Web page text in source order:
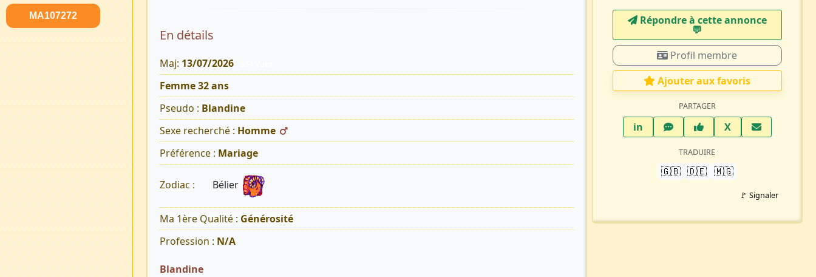
MA107272
En détails
Maj: 13/07/2026
Femme 32 ans
Pseudo : Blandine
Sexe recherché : Homme
Préférence : Mariage
Zodiac : Bélier
Ma 1ère Qualité : Générosité
Profession : N/A
Blandine
Répondre à cette annonce
💬​
Profil membre
Ajouter aux favoris
PARTAGER
inLinkedInWhatsAppFacebook
XTwitter X
TRADUIRE
🇬🇧 🇩🇪 🇲🇬
🚩 Signaler